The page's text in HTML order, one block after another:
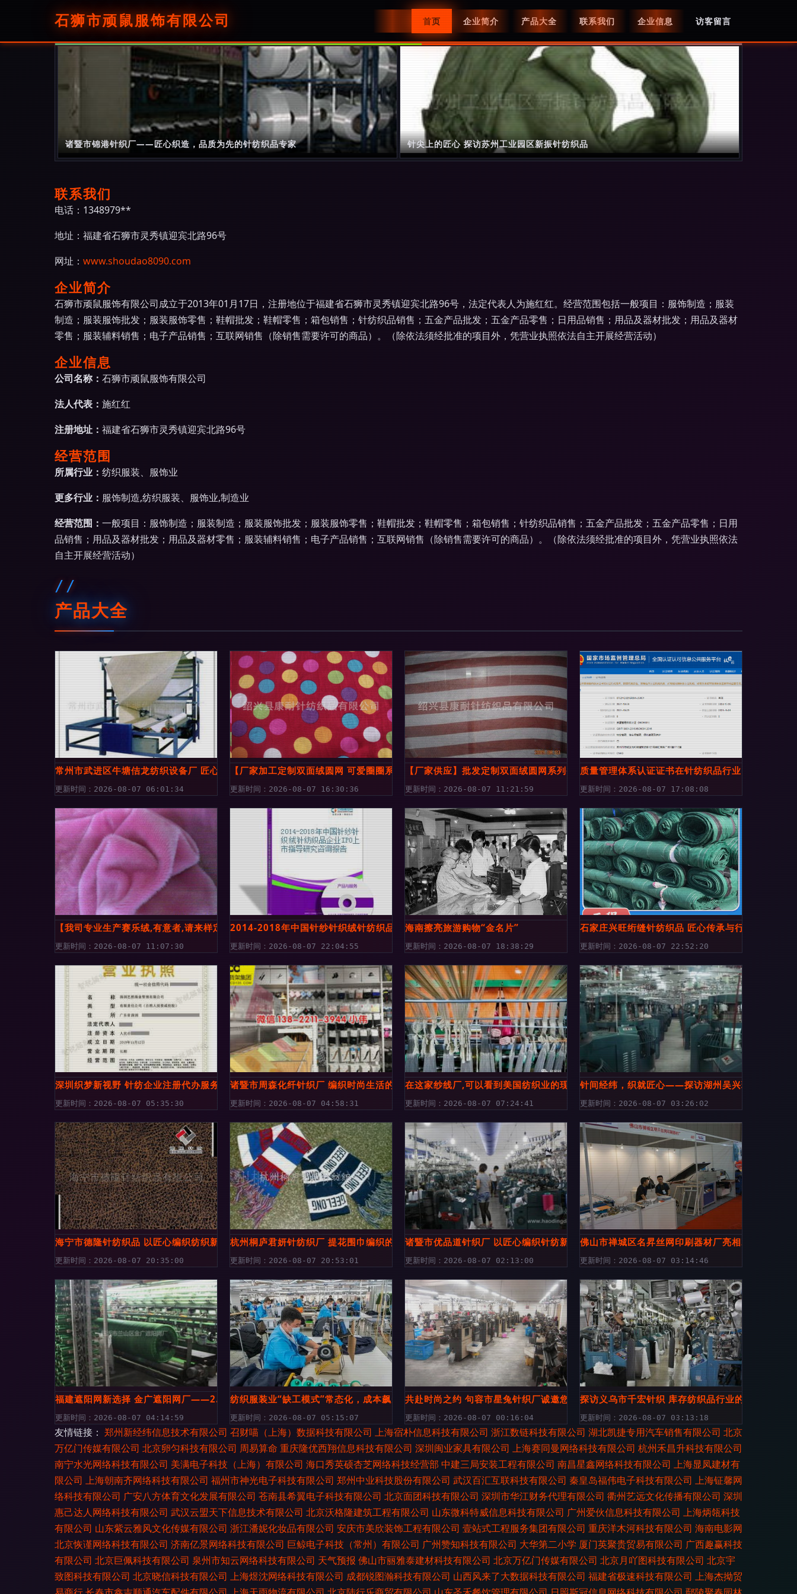
石狮市顽鼠服饰有限公司 首页 企业简介 产品大全 联系我们 企业信息 访客留言
诸暨市锦港针织厂——匠心织造，品质为先的针纺织品专家 针尖上的匠心 探访苏州工业园区新振针纺织品
联系我们
电话：1348979**
地址：福建省石狮市灵秀镇迎宾北路96号
网址： www.shoudao8090.com
企业简介
石狮市顽鼠服饰有限公司成立于2013年01月17日，注册地位于福建省石狮市灵秀镇迎宾北路96号，法定代表人为施红红。经营范围包括一般项目：服饰制造；服装
制造；服装服饰批发；服装服饰零售；鞋帽批发；鞋帽零售；箱包销售；针纺织品销售；五金产品批发；五金产品零售；日用品销售；用品及器材批发；用品及器材
零售；服装辅料销售；电子产品销售；互联网销售（除销售需要许可的商品）。（除依法须经批准的项目外，凭营业执照依法自主开展经营活动）
企业信息
公司名称： 石狮市顽鼠服饰有限公司
法人代表： 施红红
注册地址： 福建省石狮市灵秀镇迎宾北路96号
经营范围
所属行业： 纺织服装、服饰业
更多行业： 服饰制造,纺织服装、服饰业,制造业
经营范围： 一般项目：服饰制造；服装制造；服装服饰批发；服装服饰零售；鞋帽批发；鞋帽零售；箱包销售；针纺织品销售；五金产品批发；五金产品零售；日用
品销售；用品及器材批发；用品及器材零售；服装辅料销售；电子产品销售；互联网销售（除销售需要许可的商品）。（除依法须经批准的项目外，凭营业执照依法
自主开展经营活动）
产品大全
常州市武进区牛塘佶龙纺织设备厂 匠心织造，精美针纺织品展示
更新时间：2026-08-07 06:01:34
【厂家加工定制双面绒圆网 可爱圈圈系列毛毯 舒适毛绒批发】价格,厂家,图片,毛毯、绒毯、毛巾毯,绍兴县康耐针纺织品-
更新时间：2026-08-07 16:30:36
【厂家供应】批发定制双面绒圆网系列条纹毛毯手感舒适多款可选 - 【厂家供应】批发定
更新时间：2026-08-07 11:21:59
质量管理体系认证证书在针纺织品行业的核心价值
更新时间：2026-08-07 17:08:08
【我司专业生产赛乐绒,有意者,请来样定做!】价格,厂家,图片,针织面料,安庆宏洲针纺织品-
更新时间：2026-08-07 11:07:30
2014-2018年中国针纱针织绒针纺织品企业IPO上市指导研究咨询报告解析
更新时间：2026-08-07 22:04:55
海南擦亮旅游购物“金名片”
更新时间：2026-08-07 18:38:29
石家庄兴旺绗缝针纺织品 匠心传承与行业先锋的交
更新时间：2026-08-07 22:52:20
深圳织梦新视野 针纺企业注册代办服务如何借力破局？
更新时间：2026-08-07 05:35:30
诸暨市周森化纤针织厂 编织时尚生活的全棉袜业先锋
更新时间：2026-08-07 04:58:31
在这家纱线厂,可以看到美国纺织业的现状
更新时间：2026-08-07 07:24:41
针间经纬，织就匠心——探访湖州吴兴瑞发针织制
更新时间：2026-08-07 03:26:02
海宁市德隆针纺织品 以匠心编织纺织新篇章
更新时间：2026-08-07 20:35:00
杭州桐庐君妍针纺织厂 提花围巾编织的品质之选
更新时间：2026-08-07 20:53:01
诸暨市优品道针织厂 以匠心编织针纺新篇章
更新时间：2026-08-07 02:13:00
佛山市禅城区名昇丝网印刷器材厂亮相2013东莞
更新时间：2026-08-07 03:14:46
福建遮阳网新选择 金广遮阳网厂——2.5针针纺织品领域的推荐商家
更新时间：2026-08-07 04:14:59
纺织服装业“缺工模式”常态化，成本飙升吞噬订单利润
更新时间：2026-08-07 05:15:07
共赴时尚之约 句容市星兔针织厂诚邀您参加2020上海国际帽子围巾手套展
更新时间：2026-08-07 00:16:04
探访义乌市千宏针织 库存纺织品行业的隐形冠军
更新时间：2026-08-07 03:13:18
友情链接： 郑州新经纬信息技术有限公司 召财喵（上海）数据科技有限公司 上海宿朴信息科技有限公司 浙江数链科技有限公司 湖北凯捷专用汽车销售有限公司 北京
万亿门传媒有限公司 北京卵匀科技有限公司 周易算命 重庆隆优西翔信息科技有限公司 深圳闽业家具有限公司 上海赛同曼网络科技有限公司 杭州禾昌升科技有限公司
南宁水光网络科技有限公司 美满电子科技（上海）有限公司 海口秀英硕杏芝网络科技经营部 中建三局安装工程有限公司 南昌星鑫网络科技有限公司 上海显凤建材有
限公司 上海朝南齐网络科技有限公司 福州市神光电子科技有限公司 郑州中业科技股份有限公司 武汉百汇互联科技有限公司 秦皇岛福伟电子科技有限公司 上海钲馨网
络科技有限公司 广安八方体育文化发展有限公司 苍南县希翼电子科技有限公司 北京面团科技有限公司 深圳市华江财务代理有限公司 衢州艺远文化传播有限公司 深圳
惠己达人网络科技有限公司 武汉云盟天下信息技术有限公司 北京沃格隆建筑工程有限公司 山东微科特威信息科技有限公司 广州爱伙信息科技有限公司 上海炳瓴科技
有限公司 山东紫云雅风文化传媒有限公司 浙江潘妮化妆品有限公司 安庆市美欣装饰工程有限公司 壹站式工程服务集团有限公司 重庆洋木河科技有限公司 海南电影网
北京恢谨网络科技有限公司 济南亿景网络科技有限公司 巨鲸电子科技（常州）有限公司 广州赞知科技有限公司 大华第二小学 厦门英聚贵贸易有限公司 广西趣赢科技
有限公司 北京巨佩科技有限公司 泉州市知云网络科技有限公司 天气预报 佛山市丽雅泰建材科技有限公司 北京万亿门传媒有限公司 北京月吖图科技有限公司 北京宇
致图科技有限公司 北京晓信科技有限公司 上海煜沈网络科技有限公司 成都锐图瀚科技有限公司 山西风来了大数据科技有限公司 福建省极速科技有限公司 上海杰拗贸